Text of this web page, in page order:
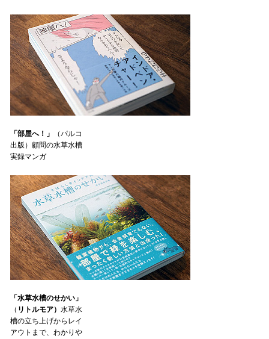
「部屋へ！」
（パルコ
出版）顧問の水草水槽
実録マンガ
「水草水槽のせかい」
（ リトルモア） 水草水
槽の立ち上げからレイ
アウトまで、わかりや